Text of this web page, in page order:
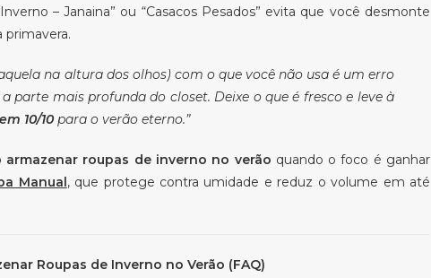
– Janaina” ou “Casacos Pesados” evita que você desmonte
na altura dos olhos) com o que você não usa é um erro
parte mais profunda do closet. Deixe o que é fresco e leve à
10/10para o verão eterno.”
armazenar roupas de inverno no verão quando o foco é ganhar
Manual, que protege contra umidade e reduz o volume em até
Roupas de Inverno no Verão (FAQ)